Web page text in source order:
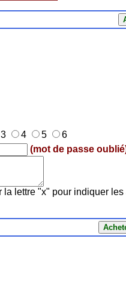
3 4 5
6
(mot de passe
lettre "x" pour indiquer